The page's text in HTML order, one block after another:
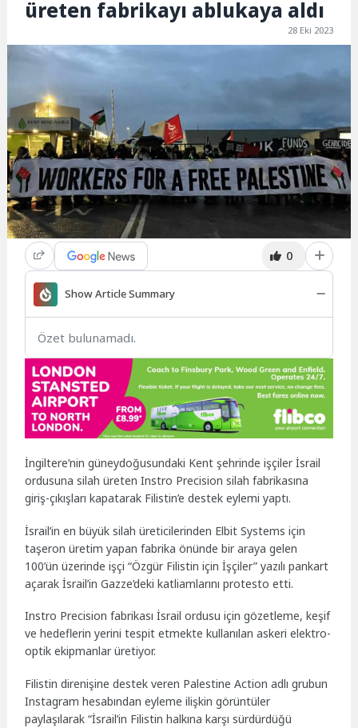
üreten fabrikayı ablukaya aldı
28 Eki 2023
0
Show Article Summary
Özet bulunamadı.
İngiltere’nin güneydoğusundaki Kent şehrinde işçiler İsrail
ordusuna silah üreten Instro Precision silah fabrikasına
giriş-çıkışları kapatarak Filistin’e destek eylemi yaptı.
İsrail’in en büyük silah üreticilerinden Elbit Systems için
taşeron üretim yapan fabrika önünde bir araya gelen
100’ün üzerinde işçi “Özgür Filistin için İşçiler” yazılı pankart
açarak İsrail’in Gazze’deki katliamlarını protesto etti.
Instro Precision fabrikası İsrail ordusu için gözetleme, keşif
ve hedeflerin yerini tespit etmekte kullanılan askeri elektro-
optik ekipmanlar üretiyor.
Filistin direnişine destek veren Palestine Action adlı grubun
Instagram hesabından eyleme ilişkin görüntüler
paylaşılarak “İsrail’in Filistin halkına karşı sürdürdüğü